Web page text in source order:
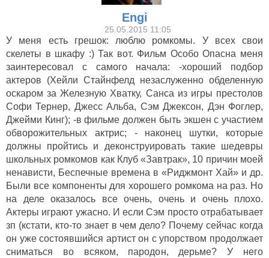
Engi
25.05.2015 11:05
У меня есть грешок: люблю ромкомы. У всех свои
скелеты в шкафу :) Так вот. Фильм Особо Опасна меня
заинтересовал с самого начала: -хороший подбор
актеров (Хейли Стайнфелд незаслуженно обделенную
оскаром за Железную Хватку, Санса из игры престолов
Софи Тернер, Джесс Альба, Сэм Джексон, Дэн Фоглер,
Джейми Кинг); -в фильме должен быть экшен с участием
обворожительных актрис; - наконец шутки, которые
должны пройтись и деконструировать такие шедевры
школьных ромкомов как Клуб «Завтрак», 10 причин моей
ненависти, Беспечные времена в «Риджмонт Хай» и др.
Были все компоненты для хорошего ромкома на раз. Но
на деле оказалось все очень, очень и очень плохо.
Актеры играют ужасно. И если Сэм просто отрабатывает
зп (кстати, кто-то знает в чем дело? Почему сейчас когда
он уже состоявшийся артист он с упорством продолжает
сниматься во всяком, пародон, дерьме? У него